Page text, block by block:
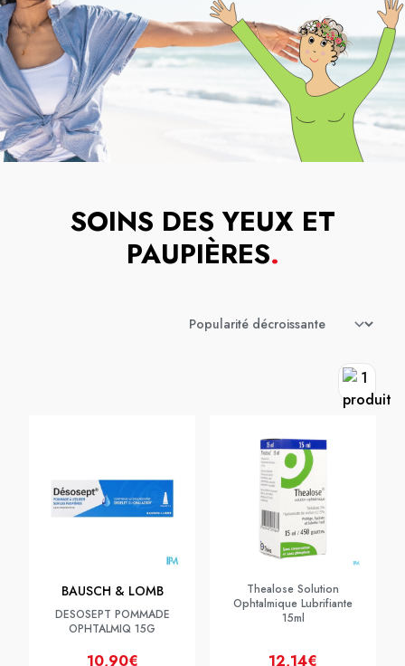
SOINS DES YEUX ET
PAUPIÈRES.
BAUSCH & LOMB
DESOSEPT POMMADE
OPHTALMIQ 15G
10,90€
Thealose Solution
Ophtalmique Lubrifiante
15ml
12,14€